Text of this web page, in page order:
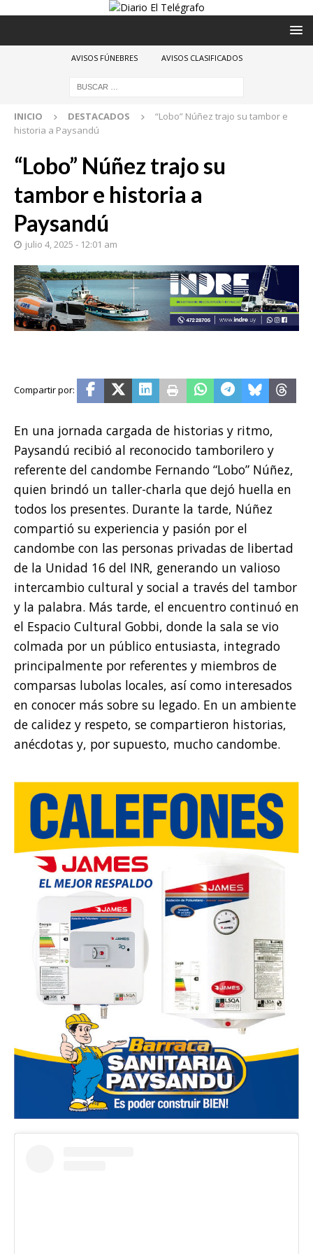
AVISOS FÚNEBRES AVISOS CLASIFICADOS
INICIO DESTACADOS
“Lobo” Núñez trajo su tambor e
historia a Paysandú
“Lobo” Núñez trajo su
tambor e historia a
Paysandú
julio 4, 2025 - 12:01 am
En una jornada cargada de historias y ritmo,
Paysandú recibió al reconocido tamborilero y
referente del candombe Fernando “Lobo” Núñez,
quien brindó un taller-charla que dejó huella en
todos los presentes. Durante la tarde, Núñez
compartió su experiencia y pasión por el
candombe con las personas privadas de libertad
de la Unidad 16 del INR, generando un valioso
intercambio cultural y social a través del tambor
y la palabra. Más tarde, el encuentro continuó en
el Espacio Cultural Gobbi, donde la sala se vio
colmada por un público entusiasta, integrado
principalmente por referentes y miembros de
comparsas lubolas locales, así como interesados
en conocer más sobre su legado. En un ambiente
de calidez y respeto, se compartieron historias,
anécdotas y, por supuesto, mucho candombe.